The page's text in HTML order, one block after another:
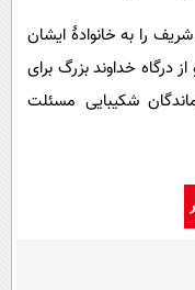
را به خانوادۀ ایشان
درگاه خداوند بزرگ برای
شکیبایی مسئلت